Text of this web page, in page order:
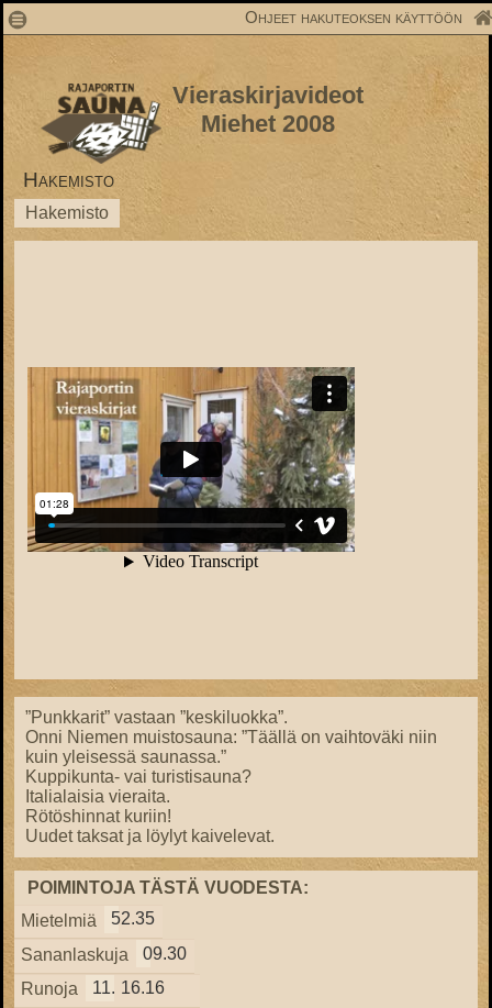
1 Ohjeet hakuteoksen käyttöön
Vieraskirjavideot
Miehet 2008
Hakemisto
Hakemisto
”Punkkarit” vastaan ”keskiluokka”.
Onni Niemen muistosauna: ”Täällä on vaihtoväki niin
kuin yleisessä saunassa.”
Kuppikunta- vai turistisauna?
Italialaisia vieraita.
Rötöshinnat kuriin!
Uudet taksat ja löylyt kaivelevat.
POIMINTOJA TÄSTÄ VUODESTA:
Mietelmiä
52.35
Sananlaskuja
09.30
Runoja
11.2216.16